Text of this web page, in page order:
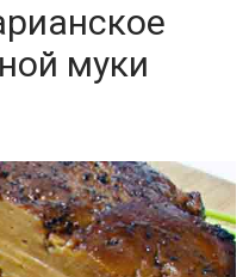
муки